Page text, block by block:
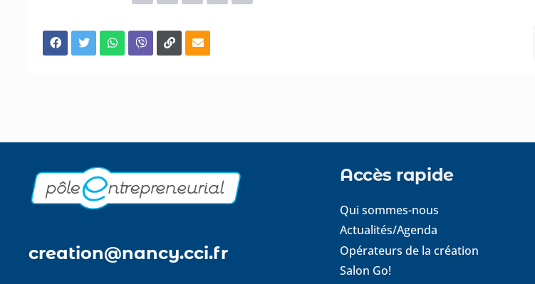
creation@nancy.cci.fr
Accès rapide
Qui sommes-nous
Actualités/Agenda
Opérateurs de la création
Salon Go!